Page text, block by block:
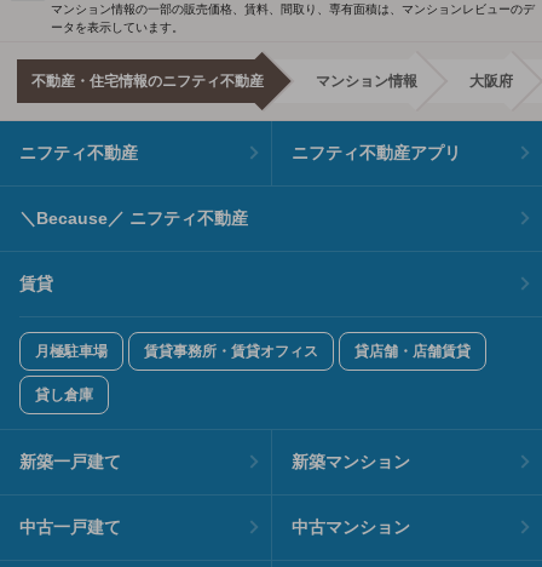
マンション情報の一部の販売価格、賃料、間取り、専有面積は、マンションレビューのデ
ータを表示しています。
不動産・住宅情報のニフティ不動産 マンション情報 大阪府
ニフティ不動産 ニフティ不動産アプリ
＼Because／ ニフティ不動産
賃貸
月極駐車場 賃貸事務所・賃貸オフィス 貸店舗・店舗賃貸
貸し倉庫
新築一戸建て 新築マンション
中古一戸建て 中古マンション